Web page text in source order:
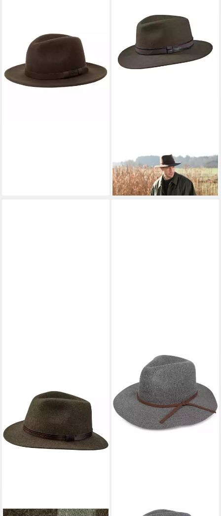
lieferbar - in 2-3 Werktagen bei dir
PARFORCE TRADITION
Filzhut Jagdhut
89,99 €
lieferbar - in 2-3 Werktagen bei dir